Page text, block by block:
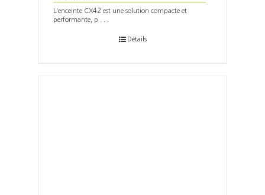
L'enceinte CX42 est une solution compacte et
performante, p . . .
Détails